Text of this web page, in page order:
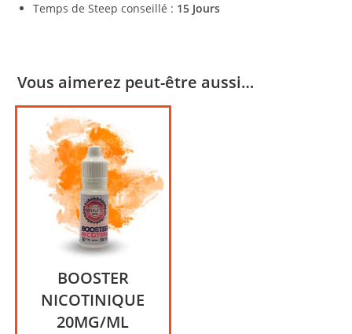
Temps de Steep conseillé : 15 Jours
Vous aimerez peut-être aussi…
BOOSTER
NICOTINIQUE
20MG/ML